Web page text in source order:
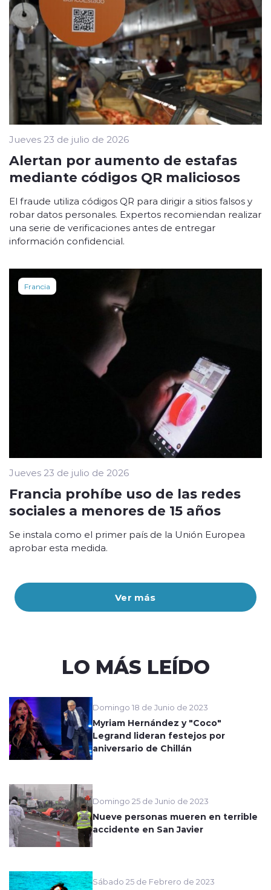
Ver más
Jueves 23 de julio de 2026
Alertan por aumento de estafas
mediante códigos QR maliciosos
El fraude utiliza códigos QR para dirigir a sitios falsos y
robar datos personales. Expertos recomiendan realizar
una serie de verificaciones antes de entregar
información confidencial.
Francia
Jueves 23 de julio de 2026
Francia prohíbe uso de las redes
sociales a menores de 15 años
Se instala como el primer país de la Unión Europea
aprobar esta medida.
LO MÁS LEÍDO
Domingo 18 de Junio de 2023
Myriam Hernández y "Coco"
Legrand lideran festejos por
aniversario de Chillán
Domingo 25 de Junio de 2023
Nueve personas mueren en terrible
accidente en San Javier
Sábado 25 de Febrero de 2023